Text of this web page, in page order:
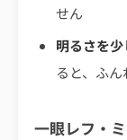
せん
明るさを
ると、ふ
一眼レフ・